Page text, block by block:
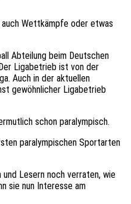
Wettkämpfe oder etwas
Abteilung beim Deutschen
Ligabetrieb ist von der
Auch in der aktuellen
gewöhnlicher Ligabetrieb
schon paralympisch.
paralympischen Sportarten
und Lesern noch verraten, wie
sie nun Interesse am